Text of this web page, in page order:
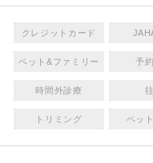
クレジットカード
ペット&ファミリー 予
時間外診療
トリミング ペッ